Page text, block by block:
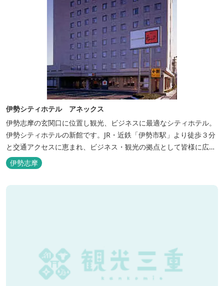
伊勢シティホテル アネックス
伊勢志摩の玄関口に位置し観光、ビジネスに最適なシティホテル。
伊勢シティホテルの新館です。JR・近鉄「伊勢市駅」より徒歩３分
と交通アクセスに恵まれ、ビジネス・観光の拠点として皆様に広く
ご利用いただいております。１階には、しゃぶしゃぶと日本料理の
「伊勢みやび」があります。
伊勢志摩